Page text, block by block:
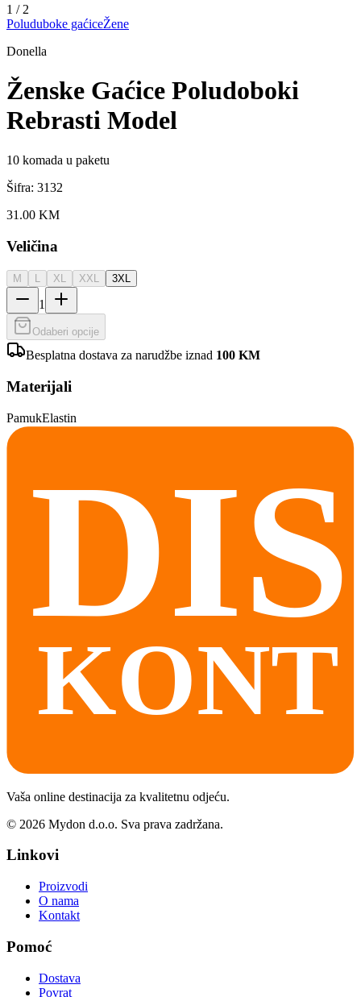
1 / 2
Poluduboke gaćiceŽene
Donella
Ženske Gaćice Poludoboki
Rebrasti Model
10 komada u paketu
Šifra: 3132
31.00 KM
Veličina
M L XL XXL 3XL
1
Odaberi opcije
Besplatna dostava za narudžbe iznad 100 KM
Materijali
PamukElastin
Vaša online destinacija za kvalitetnu odjeću.
© 2026 Mydon d.o.o. Sva prava zadržana.
Linkovi
Proizvodi
O nama
Kontakt
Pomoć
Dostava
Povrat